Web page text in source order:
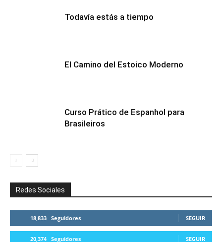
Todavía estás a tiempo
El Camino del Estoico Moderno
Curso Prático de Espanhol para
Brasileiros
Redes Sociales
18,833 Seguidores SEGUIR
20,374 Seguidores SEGUIR